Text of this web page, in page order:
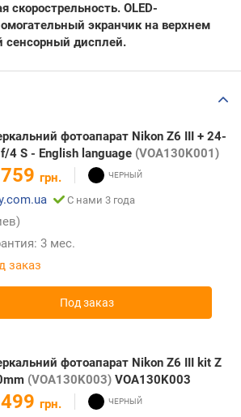
скорострельность. OLED-
экранчик на верхнем
сенсорный дисплей.
фотоапарат Nikon Z6 III + 24-
4 S - English language (VOA130K001)
грн.
С нами 3 года
3 мес.
заказ
Под заказ
фотоапарат Nikon Z6 III kit Z
(VOA130K003) VOA130K003
грн.